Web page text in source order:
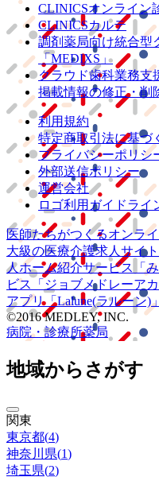
CLINICSオンライン
CLINICSカルテ
調剤薬局向け統合型
「MEDIXS」
クラウド歯科業務支
掲載情報の修正・削
利用規約
特定商取引法に基づ
プライバシーポリシ
外部送信ポリシー
運営会社
ロゴ利用ガイドライ
医師たちがつくるオンラ
大級の医療介護求人サイト
人ホーム紹介サービス
「
ビス
「ジョブメドレーア
アプリ「Lalune(ラルーン)」
©2016 MEDLEY, INC.
病院・診療所薬局
地域からさがす
関東
東京都(4)
神奈川県(1)
埼玉県(2)